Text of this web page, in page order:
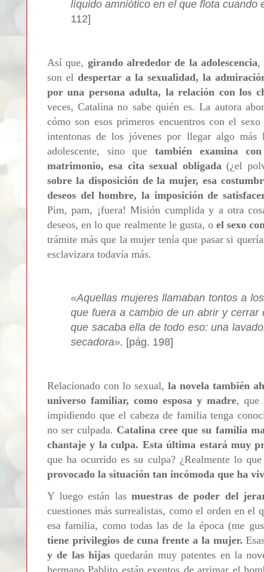
líquido amniótico en el que flota cuando
112]
Así que, girando alrededor de la adolescencia,
son el despertar a la sexualidad, la
por una persona adulta, la relación con los
veces, Catalina no sabe quién es. La autora
cómo son esos primeros encuentros con el
intentonas de los jóvenes por llegar algo
adolescente, sino quetambién examina
matrimonio, esa cita sexual obligada(¿el
sobre la disposición de la mujer, esa
deseos del hombre, la imposición de
Pim, pam, ¡fuera! Misión cumplida y a otra
deseos, en lo que realmente le gusta, oel sexo
trámite más que la mujer tenía que pasar si
esclavizara todavía más.
«Aquellas mujeres llamaban tontos a
que fuera a cambio de un abrir y cerrar
que sacaba ella de todo eso: una
secadora». [pág. 198]
Relacionado con lo sexual, la novela también
universo familiar, como esposa y madre, que
impidiendo que el cabeza de familia tenga
no ser culpada. Catalina cree que su familia
chantaje y la culpa. Esta última estará muy
que ha ocurrido es su culpa? ¿Realmente lo
provocado la situación tan incómoda que ha
Y luego están lasmuestras de poder del
cuestiones más surrealistas, como el orden en el
esa familia, como todas las de la época (me
tiene privilegios de cuna frente a la mujer.
y de las hijas quedarán muy patentes en la
hermano Pablito están exentos de arrimar el